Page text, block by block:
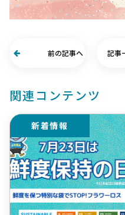
前の記事へ 記事
関連コンテンツ
新着情報